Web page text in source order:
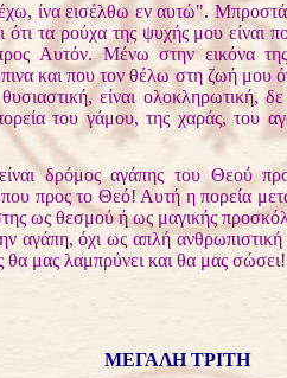
εισέλθω εν αυτώ". Μπροστά
ότι τα ρούχα της ψυχής μου είναι
Αυτόν. Μένω στην εικόνα
και που τον θέλω στη ζωή
είναι ολοκληρωτική,
του γάμου, της χαράς, του
αγάπης του Θεού προς
προς το Θεό! Αυτή η πορεία
ως θεσμού ή ως μαγικής
αγάπη, όχι ως απλή
μας λαμπρύνει και θα μας σώσει!
ΜΕΓΑΛΗ ΤΡΙΤΗ